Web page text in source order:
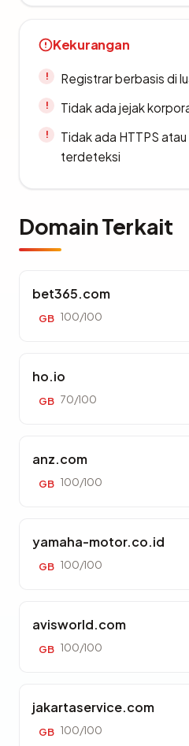
Kekurangan
Registrar berbasis di
Tidak ada jejak
Tidak ada HTTPS
terdeteksi
Domain Terkait
bet365.com
GB 100/100
ho.io
GB 70/100
anz.com
GB 100/100
yamaha-motor.co.id
GB 100/100
avisworld.com
GB 100/100
jakartaservice.com
GB 100/100